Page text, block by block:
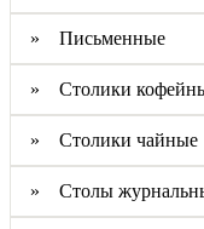
» Письменные
» Столики
» Столики чайные
» Столы